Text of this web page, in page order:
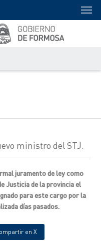
ministro del STJ.
juramento de ley como
Justicia de la provincia el
para este cargo por la
días pasados.
en X